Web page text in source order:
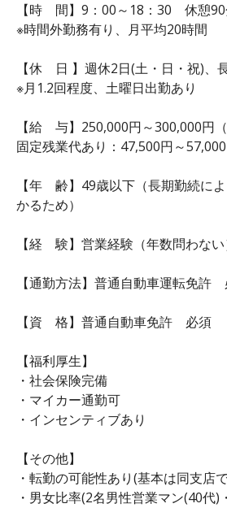
【時 間】9：00～18：30 休憩90
※時間外勤務有り、月平均20時間
【休 日 】週休2日(土・日・祝)、
※月1.2回程度、土曜日出勤あり
【給 与】250,000円～300,000円
固定残業代あり：47,500円～
【年 齢】49歳以下（長期勤続に
かるため）
【経 験】営業経験（年数問わ
【通勤方法】普通自動車運転免許
【資 格】普通自動車免許 必須
【福利厚生】
・社会保険完備
・マイカー通勤可
・インセンティブあり
【その他】
・転勤の可能性あり(基本は同支店
・男女比率(2名男性営業マン(40代)